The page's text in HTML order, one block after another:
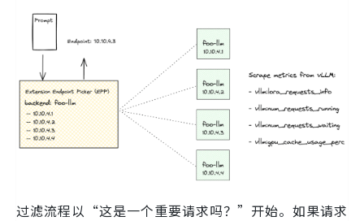
过滤流程以“这是一个重要请求吗？”开始。如果请求